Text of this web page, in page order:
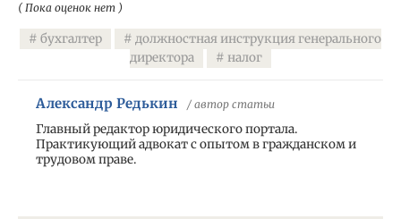
( Пока оценок нет )
бухгалтер
должностная инструкция генерального
директора
налог
Александр Редькин / автор статьи
Главный редактор юридического портала.
Практикующий адвокат с опытом в гражданском и
трудовом праве.